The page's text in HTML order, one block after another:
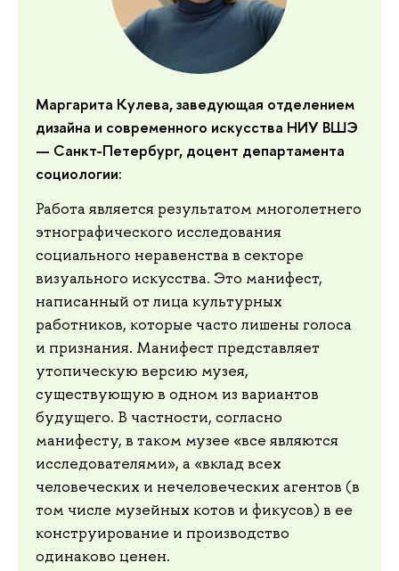
Маргарита Кулева,заведующая отделением
дизайна и современного искусства НИУ ВШЭ
— Санкт-Петербург, доцент департамента
социологии:
Работа является результатом многолетнего
этнографического исследования
социального неравенства в секторе
визуального искусства. Это манифест,
написанный от лица культурных
работников, которые часто лишены голоса
и признания. Манифест представляет
утопическую версию музея,
существующую в одном из вариантов
будущего. В частности, согласно
манифесту, в таком музее «все являются
исследователями», а «вклад всех
человеческих и нечеловеческих агентов (в
том числе музейных котов и фикусов) в ее
конструирование и производство
одинаково ценен.